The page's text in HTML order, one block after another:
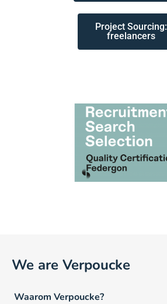
Project Sourcing:
freelancers
We are Verpoucke
Waarom Verpoucke?